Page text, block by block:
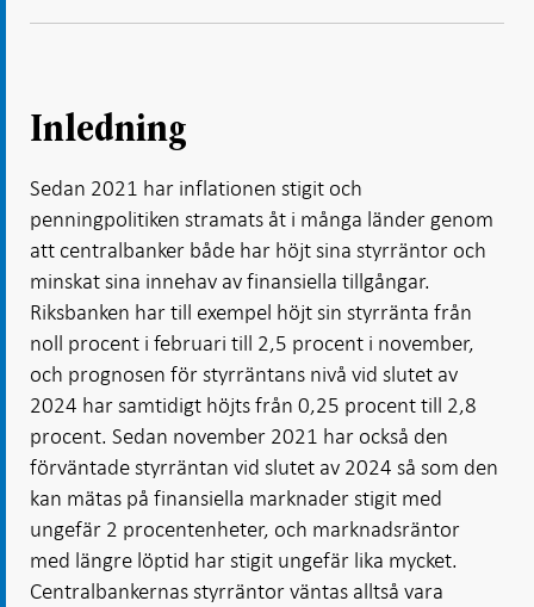
Inledning
Sedan 2021 har inflationen stigit och
penningpolitiken stramats åt i många länder genom
att centralbanker både har höjt sina styrräntor och
minskat sina innehav av finansiella tillgångar.
Riksbanken har till exempel höjt sin styrränta från
noll procent i februari till 2,5 procent i november,
och prognosen för styrräntans nivå vid slutet av
2024 har samtidigt höjts från 0,25 procent till 2,8
procent. Sedan november 2021 har också den
förväntade styrräntan vid slutet av 2024 så som den
kan mätas på finansiella marknader stigit med
ungefär 2 procentenheter, och marknadsräntor
med längre löptid har stigit ungefär lika mycket.
Centralbankernas styrräntor väntas alltså vara